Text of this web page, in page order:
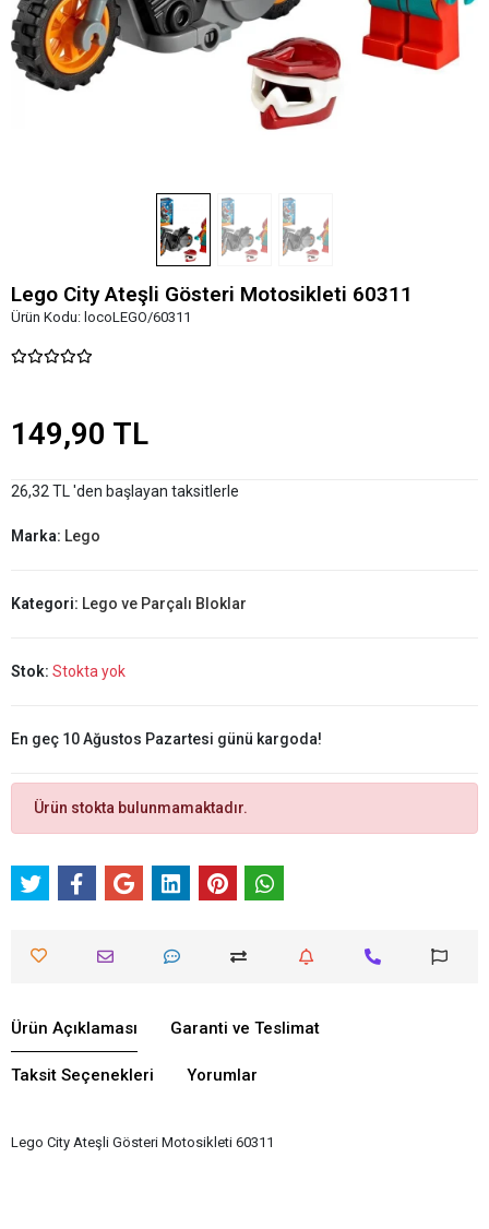
Lego City Ateşli Gösteri Motosikleti 60311
Ürün Kodu: locoLEGO/60311
149,90 TL
26,32 TL 'den başlayan taksitlerle
Marka: Lego
Kategori: Lego ve Parçalı Bloklar
Stok: Stokta yok
En geç 10 Ağustos Pazartesi günü kargoda!
Ürün stokta bulunmamaktadır.
Ürün Açıklaması Garanti ve Teslimat
Taksit Seçenekleri Yorumlar
Lego City Ateşli Gösteri Motosikleti 60311